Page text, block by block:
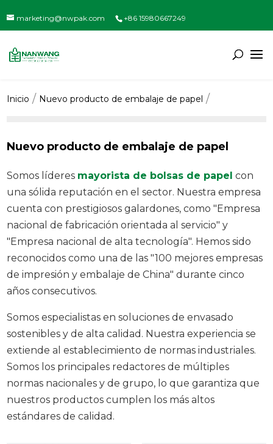
marketing@nwpak.com +86 15980667249
Inicio Nuevo producto de embalaje de papel
Nuevo producto de embalaje de papel
Somos líderes mayorista de bolsas de papel con
una sólida reputación en el sector. Nuestra empresa
cuenta con prestigiosos galardones, como "Empresa
nacional de fabricación orientada al servicio" y
"Empresa nacional de alta tecnología". Hemos sido
reconocidos como una de las "100 mejores empresas
de impresión y embalaje de China" durante cinco
años consecutivos.
Somos especialistas en soluciones de envasado
sostenibles y de alta calidad. Nuestra experiencia se
extiende al establecimiento de normas industriales.
Somos los principales redactores de múltiples
normas nacionales y de grupo, lo que garantiza que
nuestros productos cumplen los más altos
estándares de calidad.